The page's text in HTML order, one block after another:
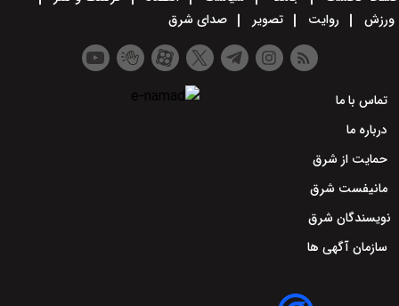
ورزش
روایت تصویر صدای شرق
تماس با ما
درباره ما
حمایت از شرق
مانیفست شرق
نویسندگان شرق
سازمان آگهی ها